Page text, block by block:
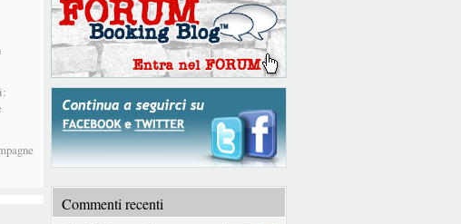
Commenti recenti